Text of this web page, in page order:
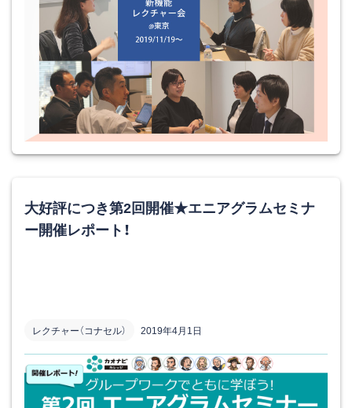
大好評につき第2回開催★エニアグラムセミナ
ー開催レポート！
レクチャー（コナセル） 2019年4月1日